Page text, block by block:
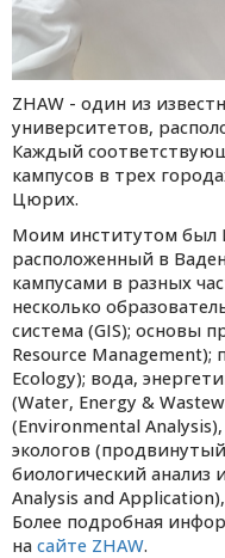
ZHAW - один из
университетов,
Каждый
кампусов в трех
Цюрих.
Моим институтом был
расположенный в
кампусами в разных
несколько
система (GIS); основы
Resource Management);
Ecology); вода,
(Water, Energy &
(Environmental Analysis
экологов
биологический анализ
Analysis and Application
Более подробная
на сайте ZHAW.